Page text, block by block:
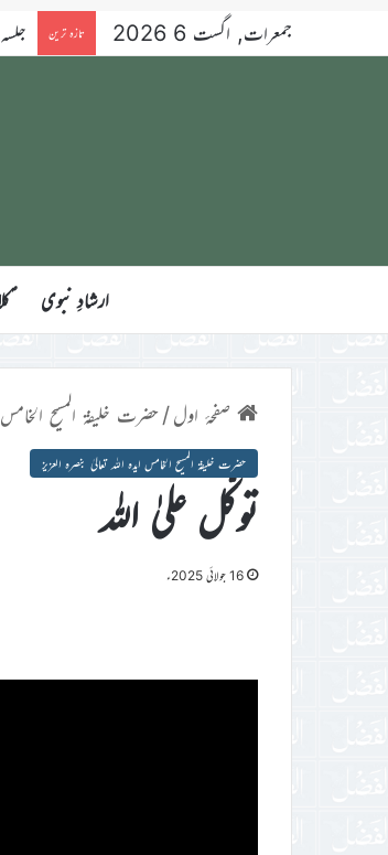
جمعرات, اگست 6 2026 تازہ ترین
ارشادِ نبوی
صفحۂ اول/حضرت خلیفۃ المسیح الخامس
حضرت خلیفۃ المسیح الخامس ایدہ اللہ تعالیٰ بنصرہ العزیز
توکّل علیٰ اللہ
16 جولائی 2025ء